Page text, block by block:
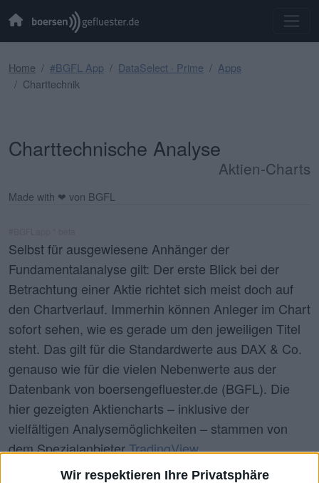
Wir respektieren Ihre Privatsphäre
Home #BGFL App DataSelect · Prime
Apps
Charttechnik
Charttechnische Analyse
Aktien-Charts
Made with ❤ von BGFL
Selbst für ausgewiesene Anhänger der
Fundamentalanalyse gilt: Der erste Blick bei der
Betrachtung einer Aktie richtet sich meist doch auf
den Chartverlauf. Immerhin können Anleger im Chart
sofort sehen, wie es gerade um den jeweiligen Titel
steht. Das gilt für die Standardwerte aus DAX & Co.
genauso wie für die vielen Nebenwerte aus der
Datenbank von boersengefluester.de (BGFL). Die
hier gezeigten Aktiencharts – inklusive der
vielfältigen Analysemöglichkeiten – stammen von
dem SpezialanbieterTradingView.